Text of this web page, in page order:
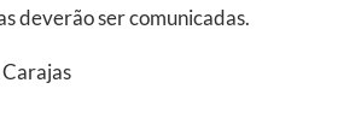
deverão ser comunicadas.